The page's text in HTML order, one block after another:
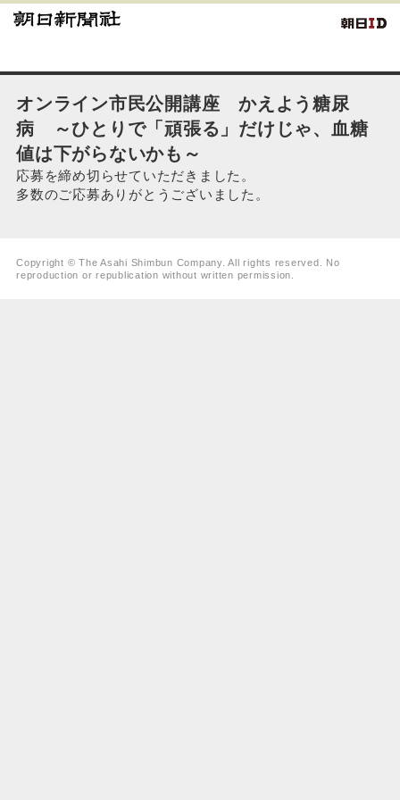
オンライン市民公開講座 かえよう糖尿
病 ～ひとりで「頑張る」だけじゃ、血糖
値は下がらないかも～
応募を締め切らせていただきました。
多数のご応募ありがとうございました。
Copyright © The Asahi Shimbun Company. All rights reserved. No
reproduction or republication without written permission.